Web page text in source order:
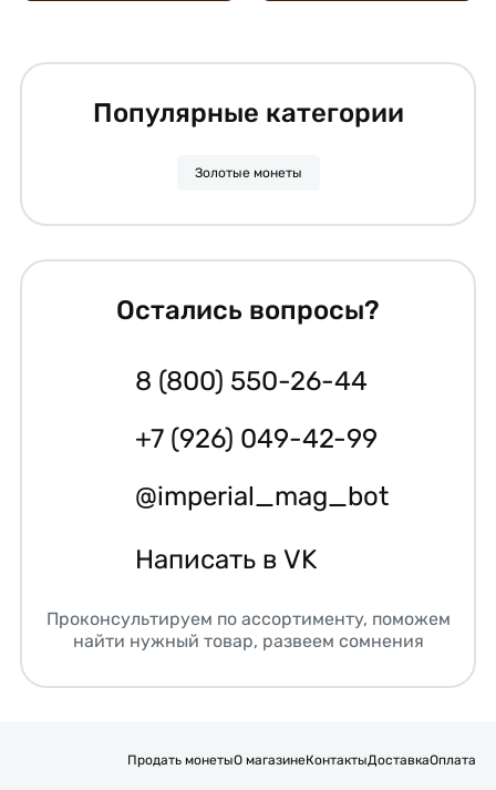
Популярные категории
Золотые монеты
Остались вопросы?
8 (800) 550-26-44
+7 (926) 049-42-99
@imperial_mag_bot
Написать в VK
Проконсультируем по ассортименту, поможем
найти нужный товар, развеем сомнения
Продать монетыО магазинеКонтактыДоставкаОплата